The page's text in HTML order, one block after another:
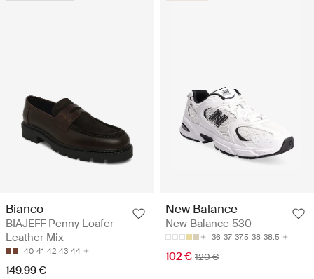
Bianco
BIAJEFF Penny Loafer
Leather Mix
40 41 42 43 44
149.99 €
New Balance
New Balance 530
36 37 37.5 38 38.5
102 € 120 €